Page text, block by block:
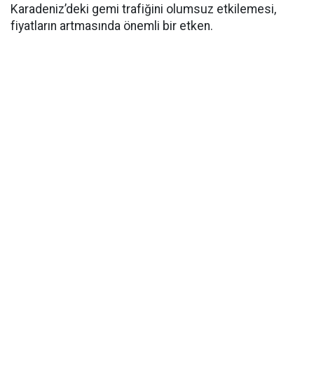
Karadeniz’deki gemi trafiğini olumsuz etkilemesi,
fiyatların artmasında önemli bir etken.